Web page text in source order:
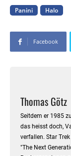
Panini Halo
Facebook
Thomas Götz
Seitdem er 1985
das heisst doch,
verfallen. Star
"The Next